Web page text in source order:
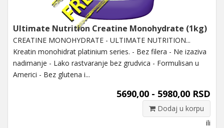
Ultimate Nutrition Creatine Monohydrate (1kg)
CREATINE MONOHYDRATE - ULTIMATE NUTRITION...
Kreatin monohidrat platinium series. - Bez filera - Ne izaziva
nadimanje - Lako rastvaranje bez grudvica - Formulisan u
Americi - Bez glutena i...
5690,00 - 5980,00 RSD
Dodaj u korpu
ili